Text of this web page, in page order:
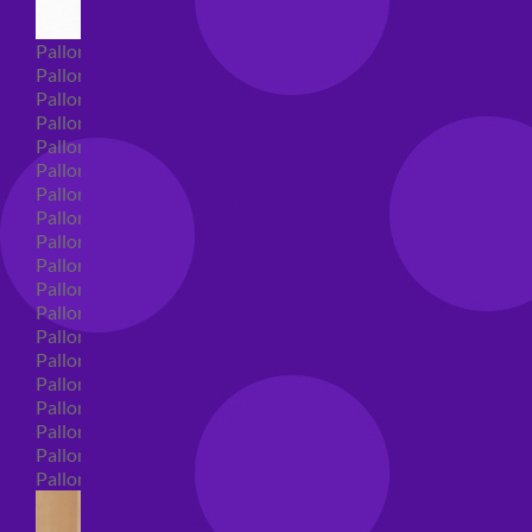
Palloncini Super Shape
Palloncini nascita super shape
Palloncini Battesimo super shape
Palloncini primo compleanno super shape
Palloncini personaggi super shape
Palloncini Comunione super shape
Palloncini cresima super shape
Palloncini laurea super shape
Palloncini compleanno super shape
Palloncini 18 anni super shape
Palloncini 30 anni super shape
Palloncini Altre ricorrenze super shape
Palloncini 40 anni super shape
Palloncini Animali super shape
Palloncini 50 anni super shape
Palloncini 60/70/80/90/100 anni super shape
Palloncini matrimonio super shape
Palloncini anniversario super shape
Palloncini generici super shape